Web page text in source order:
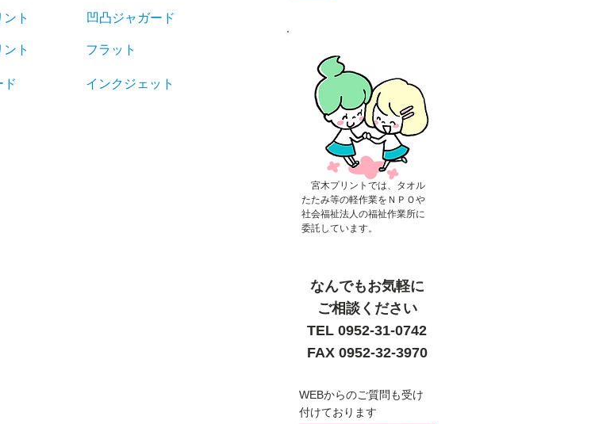
ト
ト
ド
凹凸ジャガード
フラット
インクジェット
宮木プリントでは、タオル
たたみ等の軽作業をＮＰＯや
社会福祉法人の福祉作業所に
委託しています。
なんでもお気軽に
ご相談ください
TEL 0952-31-0742
FAX 0952-32-3970
WEBからのご質問も受け
付けております